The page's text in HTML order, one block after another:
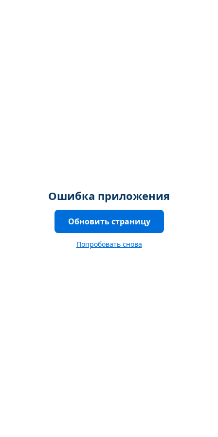
Ошибка приложения
Обновить страницу
Попробовать снова